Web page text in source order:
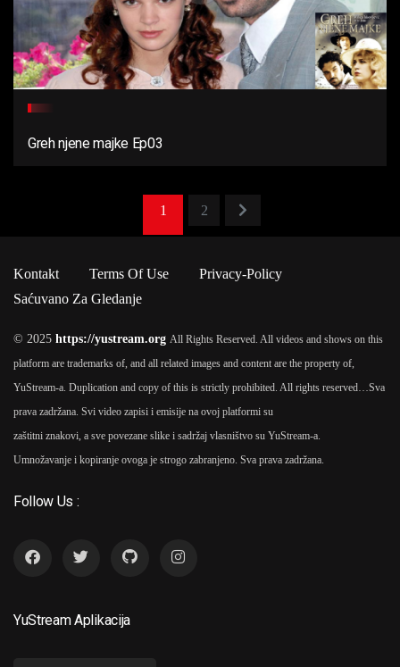
Greh njene majke Ep03
1 2
Kontakt Terms Of Use
Privacy-Policy
Saćuvano Za Gledanje
© 2025 https://yustream.org All Rights Reserved. All videos and shows on this
platform are trademarks of, and all related images and content are the property of,
YuStream-a. Duplication and copy of this is strictly prohibited. All rights reserved… Sva
prava zadržana. Svi video zapisi i emisije na ovoj platformi su
zaštitni znakovi, a sve povezane slike i sadržaj vlasništvo su YuStream-a.
Umnožavanje i kopiranje ovoga je strogo zabranjeno. Sva prava zadržana.
Follow Us :
YuStream Aplikacija